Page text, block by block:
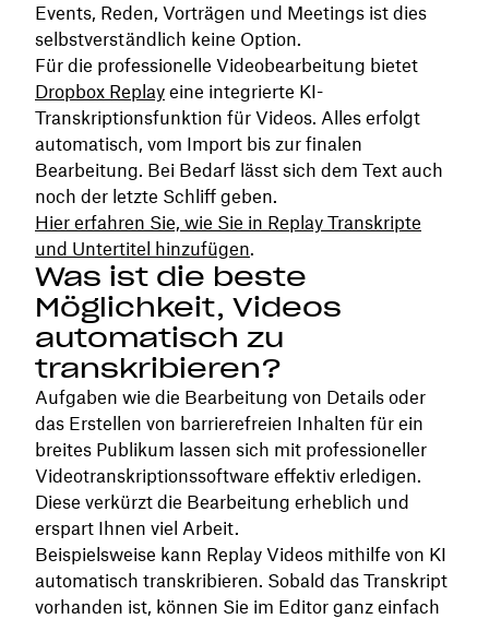
Events, Reden, Vorträgen und Meetings ist dies
selbstverständlich keine Option.
Für die professionelle Videobearbeitung bietet
Dropbox Replay eine integrierte KI-
Transkriptionsfunktion für Videos. Alles erfolgt
automatisch, vom Import bis zur finalen
Bearbeitung. Bei Bedarf lässt sich dem Text auch
noch der letzte Schliff geben.
Hier erfahren Sie, wie Sie in Replay Transkripte
und Untertitel hinzufügen.
Was ist die beste
Möglichkeit, Videos
automatisch zu
transkribieren?
Aufgaben wie die Bearbeitung von Details oder
das Erstellen von barrierefreien Inhalten für ein
breites Publikum lassen sich mit professioneller
Videotranskriptionssoftware effektiv erledigen.
Diese verkürzt die Bearbeitung erheblich und
erspart Ihnen viel Arbeit.
Beispielsweise kann Replay Videos mithilfe von KI
automatisch transkribieren. Sobald das Transkript
vorhanden ist, können Sie im Editor ganz einfach